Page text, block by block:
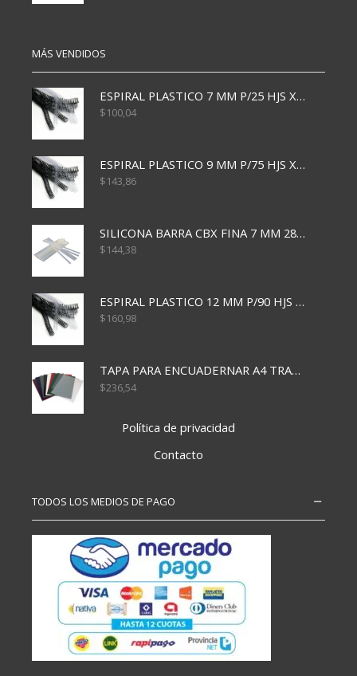
MÁS VENDIDOS
ESPIRAL PLASTICO 7 MM P/25 HJS X50x3000
$100,04
ESPIRAL PLASTICO 9 MM P/75 HJS X50X2400
$143,86
SILICONA BARRA CBX FINA 7 MM 28 CM
$144,38
ESPIRAL PLASTICO 12 MM P/90 HJS X50X1500
$160,98
TAPA PARA ENCUADERNAR A4 TRANSP x50x500
$236,54
Política de privacidad
Contacto
TODOS LOS MEDIOS DE PAGO